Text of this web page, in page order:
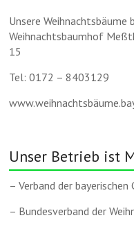
Unsere Weihnachtsbäume
Weihnachtsbaumhof
15
Tel: 0172 – 8403129
Unser Betrieb ist
– Verband der
– Bundesverband der